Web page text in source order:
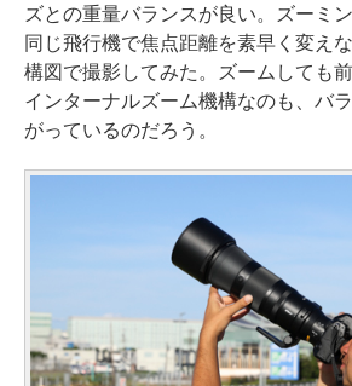
ズとの重量バランスが良い。ズーミ
同じ飛行機で焦点距離を素早く変え
構図で撮影してみた。ズームしても
インターナルズーム機構なのも、バ
がっているのだろう。